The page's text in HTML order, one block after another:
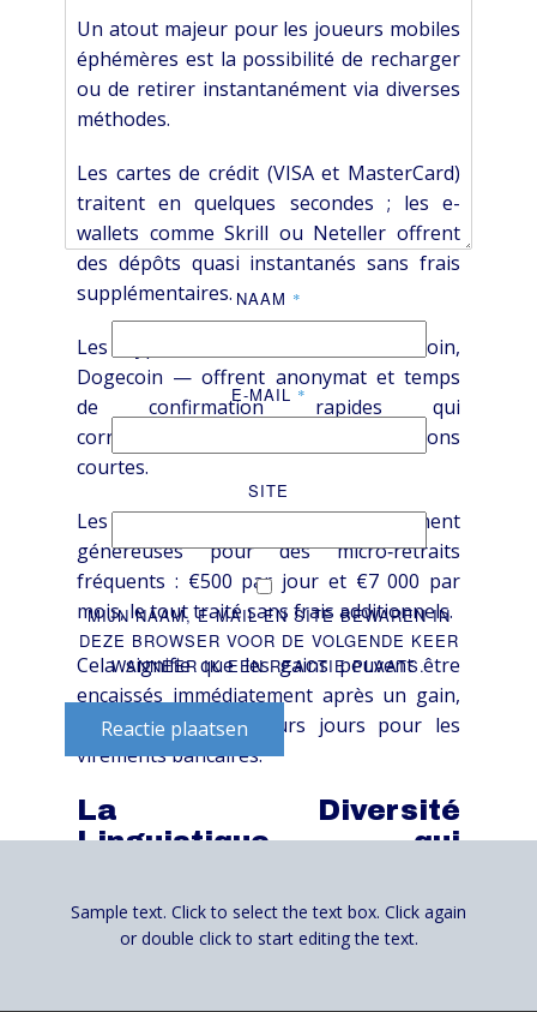
Un atout majeur pour les joueurs mobiles
éphémères est la possibilité de recharger
ou de retirer instantanément via diverses
méthodes.
Les cartes de crédit (VISA et MasterCard)
traitent en quelques secondes ; les e-
wallets comme Skrill ou Neteller offrent
des dépôts quasi instantanés sans frais
supplémentaires.
Les cryptomonnaies — Bitcoin, Litecoin,
Dogecoin — offrent anonymat et temps
de confirmation rapides qui
correspondent au rythme des sessions
courtes.
Les limites de retrait sont suffisamment
généreuses pour des micro‑retraits
fréquents : €500 par jour et €7 000 par
mois, le tout traité sans frais additionnels.
Cela signifie que les gains peuvent être
encaissés immédiatement après un gain,
sans attendre plusieurs jours pour les
virements bancaires.
La Diversité
Linguistique qui
DivaSpin supporte vingt langues —
anglais, allemand, français, italien,
NAAM *
E-MAIL *
SITE
MIJN NAAM, E-MAIL EN SITE BEWAREN IN
DEZE BROWSER VOOR DE VOLGENDE KEER
WANNEER IK EEN REACTIE PLAATS.
Reactie plaatsen
Sample text. Click to select the text box. Click again
or double click to start editing the text.